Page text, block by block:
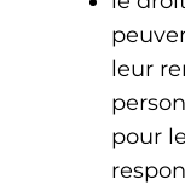
leur
pour